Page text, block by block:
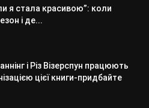
я стала красивою”: коли
і де...
і Різ Візерспун працюють
цієї книги-придбайте